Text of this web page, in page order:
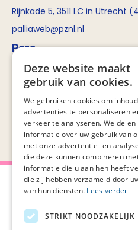
Rijnkade 5, 3511 LC in Utrecht
palliaweb@pznl.nl
Pers
Voor persvragen over
opnemen metRob Bruntink
Routebeschrijving
Stichting PZNL deelt het
Kankercentrum Nederland
kantoor/vergadercentrum
verdieping van
winkelcentrum Hoog
routebeschrijvingenvoor
Over Palliaweb
Deze website maakt
gebruik van cookies.
We gebruiken cookies om
advertenties te personaliseren
verkeer te analyseren. We delen
informatie over uw gebruik van
met onze advertentie- en
die deze kunnen combineren
informatie die u aan hen heeft
die zij hebben verzameld door
van hun diensten. Lees verder
STRIKT NOODZAKELIJK